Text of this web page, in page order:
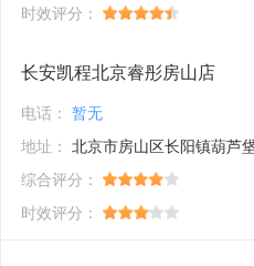
时效评分：
长安凯程北京睿彤房山店
电话： 暂无
地址： 北京市房山区长阳镇葫芦
综合评分：
时效评分：